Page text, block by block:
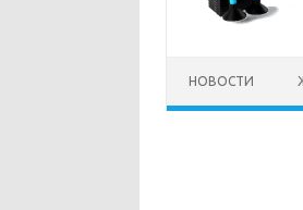
НОВОСТИ